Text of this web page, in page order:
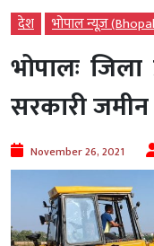
देश भोपाल न्यूज़
भोपालः
सरकारी
November 26, 2021